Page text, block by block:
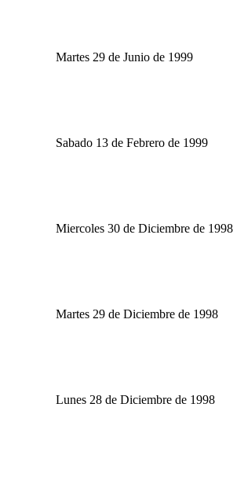
Martes 29 de Junio de 1999
Sabado 13 de Febrero de 1999
Miercoles 30 de Diciembre de 1998
Martes 29 de Diciembre de 1998
Lunes 28 de Diciembre de 1998